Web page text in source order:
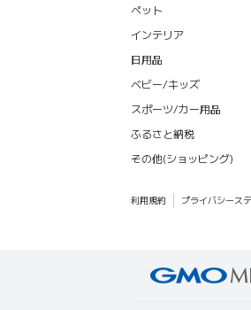
ペット
インテリア
日用品
ベビー/キッズ
スポーツ/カー用品
ふるさと納税
その他(ショッピング)
利用規約 プライバシース